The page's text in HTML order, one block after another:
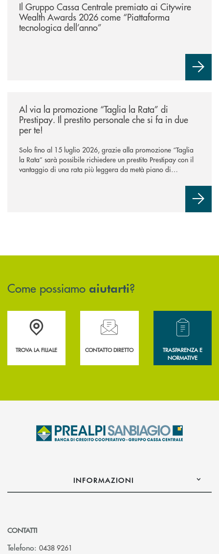
Il Gruppo Cassa Centrale premiato ai Citywire
Wealth Awards 2026 come “Piattaforma
tecnologica dell’anno”
Al via la promozione “Taglia la Rata” di
Prestipay. Il prestito personale che si fa in due
per te!
Solo fino al 15 luglio 2026, grazie alla promozione “Taglia
la Rata” sarà possibile richiedere un prestito Prestipay con il
vantaggio di una rata più leggera da metà piano di
Come possiamo aiutarti?
Accedi all' elenco completo delle filiali .
TROVA LA FILIALE
Hai bisogno di assistenza immediata?
CONTATTO DIRETTO
Hai bisogno di
TRASPARENZA E
NORMATIVE
INFORMAZIONI
CONTATTI
Telefono: 0438 9261